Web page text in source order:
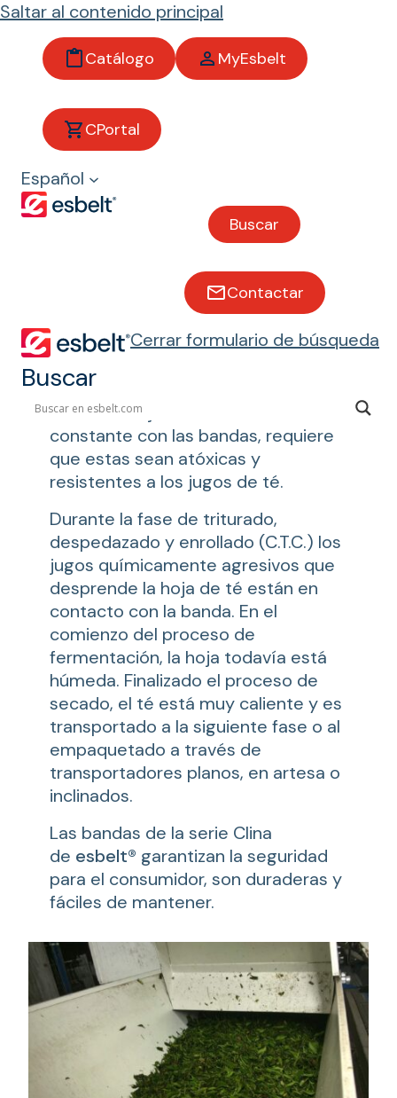
Saltar al contenido principal
Catálogo MyEsbelt
CPortal
Español
Buscar
Contactar
Cerrar formulario de búsqueda
Buscar
Té
Bandas transportadoras
Bandas atóxicas para
hojas de té
En cada fase de la producción de té,
como las hojas están en contacto
constante con las bandas, requiere
que estas sean atóxicas y
resistentes a los jugos de té.
Durante la fase de triturado,
despedazado y enrollado (C.T.C.) los
jugos químicamente agresivos que
desprende la hoja de té están en
contacto con la banda. En el
comienzo del proceso de
fermentación, la hoja todavía está
húmeda. Finalizado el proceso de
secado, el té está muy caliente y es
transportado a la siguiente fase o al
empaquetado a través de
transportadores planos, en artesa o
inclinados.
Las bandas de la serie Clina
de esbelt® garantizan la seguridad
para el consumidor, son duraderas y
fáciles de mantener.